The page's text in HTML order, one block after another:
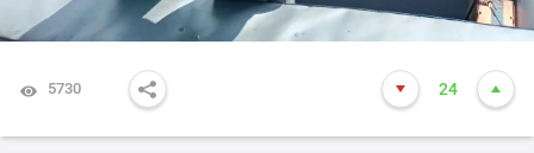
5730 24